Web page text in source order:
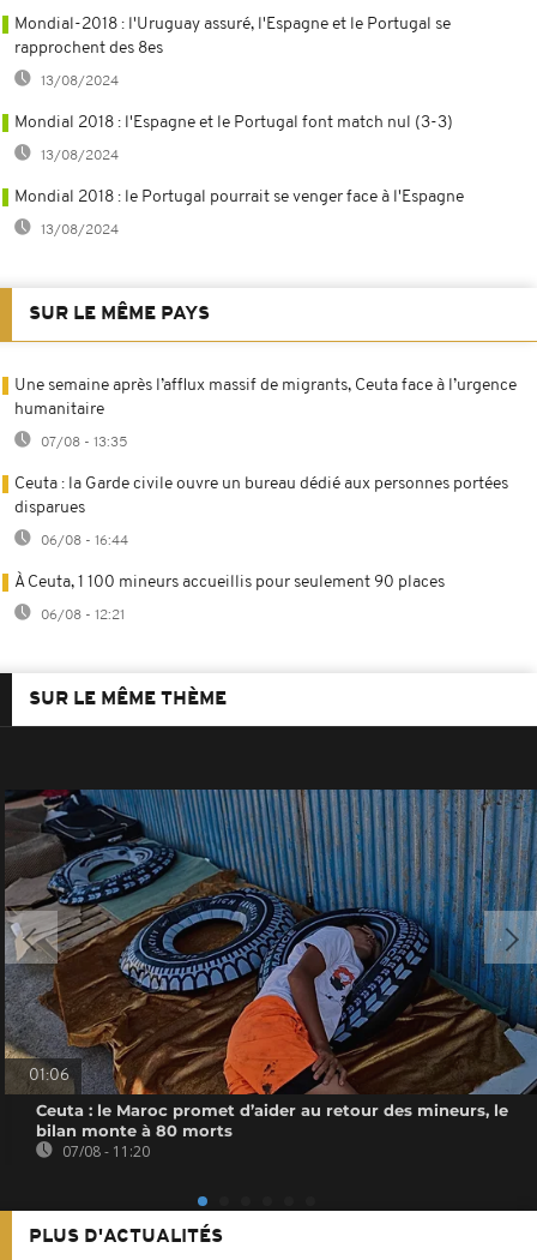
Mondial-2018 : l'Uruguay assuré, l'Espagne et le Portugal se
rapprochent des 8es
13/08/2024
Mondial 2018 : l'Espagne et le Portugal font match nul (3-3)
13/08/2024
Mondial 2018 : le Portugal pourrait se venger face à l'Espagne
13/08/2024
SUR LE MÊME PAYS
Une semaine après l’afflux massif de migrants, Ceuta face à l’urgence
humanitaire
07/08 - 13:35
Ceuta : la Garde civile ouvre un bureau dédié aux personnes portées
disparues
06/08 - 16:44
À Ceuta, 1 100 mineurs accueillis pour seulement 90 places
06/08 - 12:21
SUR LE MÊME THÈME
01:06
Ceuta : le Maroc promet d’aider au retour des mineurs, le
bilan monte à 80 morts
07/08 - 11:20
PLUS D'ACTUALITÉS